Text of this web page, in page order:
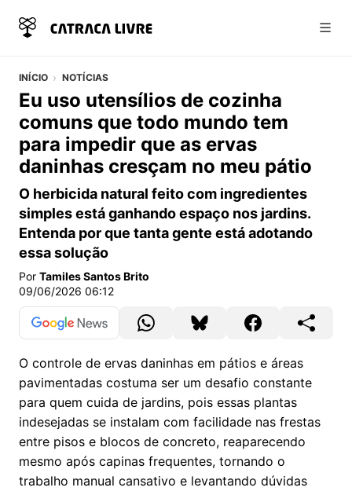
INÍCIO NOTÍCIAS
Eu uso utensílios de cozinha
comuns que todo mundo tem
para impedir que as ervas
daninhas cresçam no meu pátio
O herbicida natural feito com ingredientes
simples está ganhando espaço nos jardins.
Entenda por que tanta gente está adotando
essa solução
Por Tamiles Santos Brito
09/06/2026 06:12
O controle de ervas daninhas em pátios e áreas
pavimentadas costuma ser um desafio constante
para quem cuida de jardins, pois essas plantas
indesejadas se instalam com facilidade nas frestas
entre pisos e blocos de concreto, reaparecendo
mesmo após capinas frequentes, tornando o
trabalho manual cansativo e levantando dúvidas